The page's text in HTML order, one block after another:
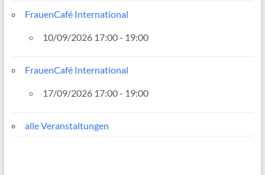
FrauenCafé International
10/09/2026 17:00 - 19:00
FrauenCafé International
17/09/2026 17:00 - 19:00
alle Veranstaltungen